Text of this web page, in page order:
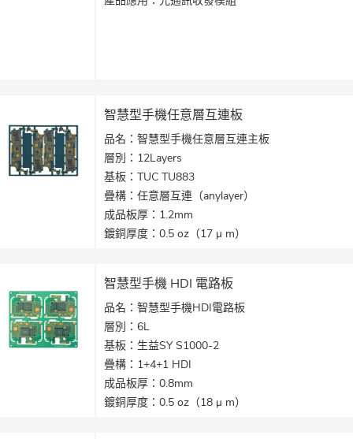
智慧型手機任意層互連板
品名：智慧型手機任意層互連主板
層別：12Layers
基板：TUC TU883
疊構：任意層互連（anylayer）
成品板厚：1.2mm
鍍銅厚度：0.5 oz（17 μ m）
產品應用：智慧型手機
智慧型手機 HDI 電路板
品名：智慧型手機HDI電路板
層別：6L
基板：生益SY S1000-2
疊構：1+4+1 HDI
成品板厚：0.8mm
鍍銅厚度：0.5 oz（18 μ m）